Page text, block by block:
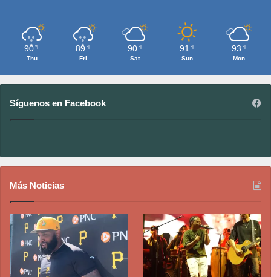
90 ℉
Thu
89 ℉
Fri
90 ℉
Sat
91 ℉
Sun
93 ℉
Mon
Síguenos en Facebook
Más Noticias